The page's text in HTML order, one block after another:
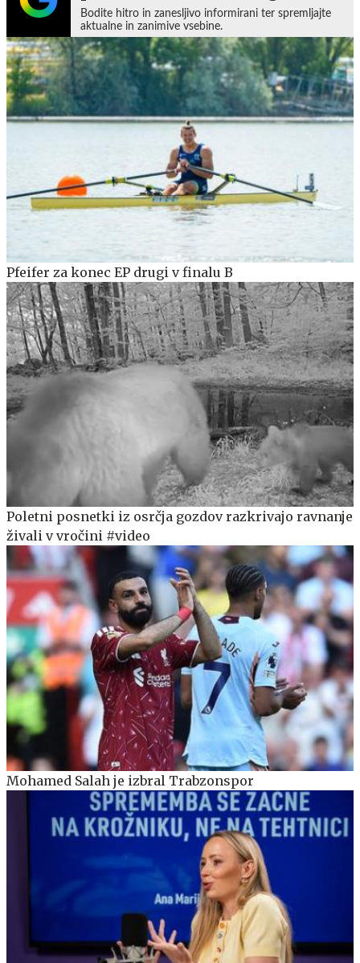
Bodite hitro in zanesljivo informirani ter spremljajte
aktualne in zanimive vsebine.
Pfeifer za konec EP drugi v finalu B
Poletni posnetki iz osrčja gozdov razkrivajo ravnanje
živali v vročini #video
Mohamed Salah je izbral Trabzonspor